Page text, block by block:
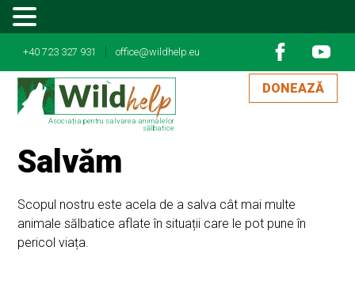
+40 723 327 931 office@wildhelp.eu
Asociația pentru salvarea animalelor
sălbatice
DONEAZĂ
Salvăm
Scopul nostru este acela de a salva cât mai multe
animale sălbatice aflate în situații care le pot pune în
pericol viața.